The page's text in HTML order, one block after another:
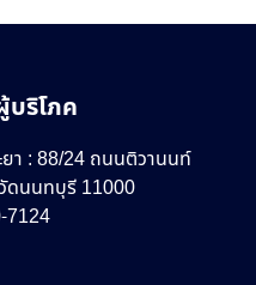
ริโภค
า : 88/24 ถนนติวานนท์
ดนนทบุรี 11000
7124